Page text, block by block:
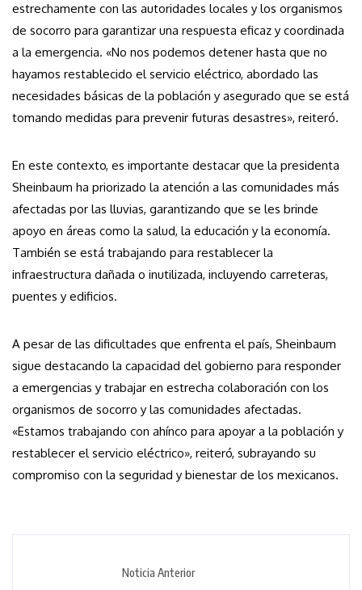
estrechamente con las autoridades locales y los organismos
de socorro para garantizar una respuesta eficaz y coordinada
a la emergencia. «No nos podemos detener hasta que no
hayamos restablecido el servicio eléctrico, abordado las
necesidades básicas de la población y asegurado que se está
tomando medidas para prevenir futuras desastres», reiteró.
En este contexto, es importante destacar que la presidenta
Sheinbaum ha priorizado la atención a las comunidades más
afectadas por las lluvias, garantizando que se les brinde
apoyo en áreas como la salud, la educación y la economía.
También se está trabajando para restablecer la
infraestructura dañada o inutilizada, incluyendo carreteras,
puentes y edificios.
A pesar de las dificultades que enfrenta el país, Sheinbaum
sigue destacando la capacidad del gobierno para responder
a emergencias y trabajar en estrecha colaboración con los
organismos de socorro y las comunidades afectadas.
«Estamos trabajando con ahínco para apoyar a la población y
restablecer el servicio eléctrico», reiteró, subrayando su
compromiso con la seguridad y bienestar de los mexicanos.
Noticia Anterior